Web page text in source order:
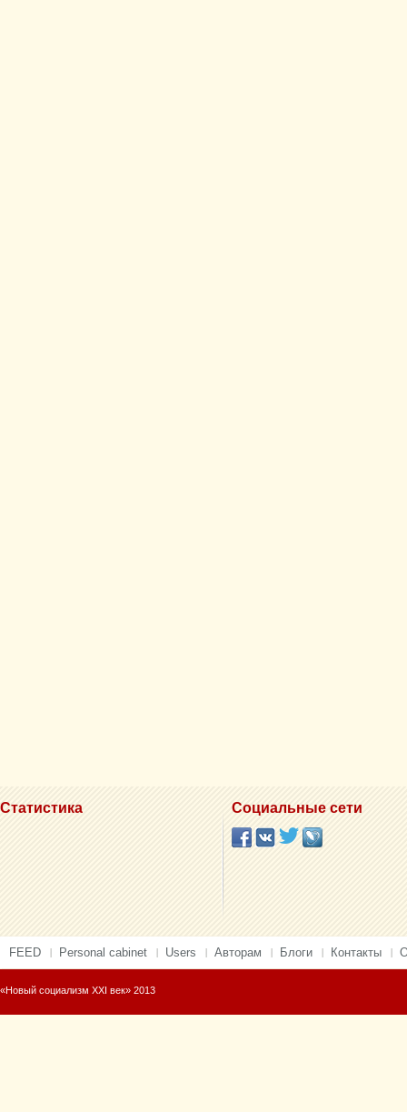
Статистика Социальные сети
FEED Personal cabinet Users Авторам Блоги Контакты
«Новый социализм XXI век» 2013